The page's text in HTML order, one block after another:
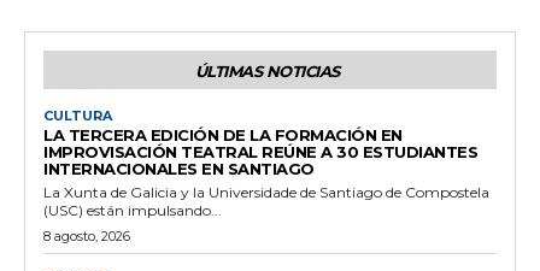
ÚLTIMAS NOTICIAS
CULTURA
LA TERCERA EDICIÓN DE LA FORMACIÓN EN
IMPROVISACIÓN TEATRAL REÚNE A 30 ESTUDIANTES
INTERNACIONALES EN SANTIAGO
La Xunta de Galicia y la Universidade de Santiago de Compostela
(USC) están impulsando...
8 agosto, 2026